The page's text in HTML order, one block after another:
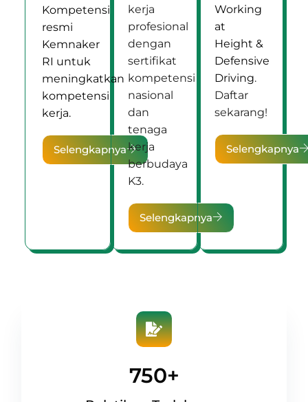
Kompetensi
resmi
Kemnaker
RI untuk
meningkatkan
kompetensi
kerja.
Selengkapnya
kerja
profesional
dengan
sertifikat
kompetensi
nasional
dan
tenaga
kerja
berbudaya
K3.
Selengkapnya
Working
at
Height &
Defensive
Driving.
Daftar
sekarang!
Selengkapnya
750+